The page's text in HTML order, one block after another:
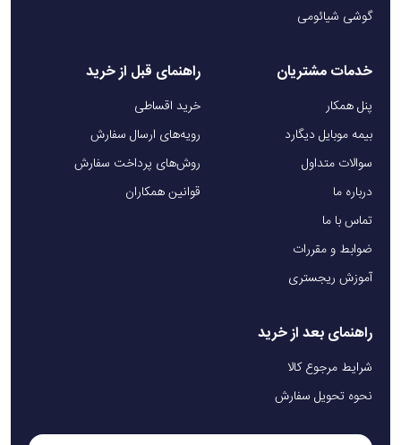
گوشی شیائومی
خدمات مشتریان
پنل همکار
بیمه موبایل دیگارد
سوالات متداول
درباره ما
تماس با ما
ضوابط و مقررات
آموزش ریجستری
راهنمای قبل از خرید
خرید اقساطی
رویه‌های ارسال سفارش
روش‌های پرداخت سفارش
قوانین همکاران
راهنمای بعد از خرید
شرایط مرجوع کالا
نحوه تحویل سفارش